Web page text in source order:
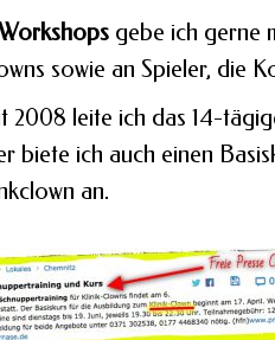
gebe ich gerne
sowie an Spieler, die
2008 leite ich das 14-
biete ich auch einen
an.